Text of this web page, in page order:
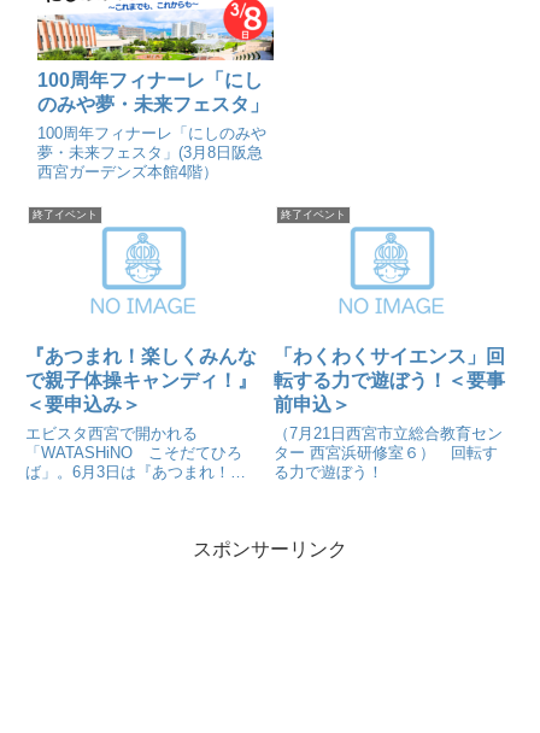
100周年フィナーレ「にし
のみや夢・未来フェスタ」
100周年フィナーレ「にしのみや
夢・未来フェスタ」(3月8日阪急
西宮ガーデンズ本館4階）
終了イベント
『あつまれ！楽しくみんな
で親子体操キャンディ！』
＜要申込み＞
エビスタ西宮で開かれる
「WATASHiNO こそだてひろ
ば」。6月3日は『あつまれ！楽
終了イベント
「わくわくサイエンス」回
転する力で遊ぼう！＜要事
前申込＞
（7月21日西宮市立総合教育セン
ター 西宮浜研修室６） 回転す
る力で遊ぼう！
スポンサーリンク